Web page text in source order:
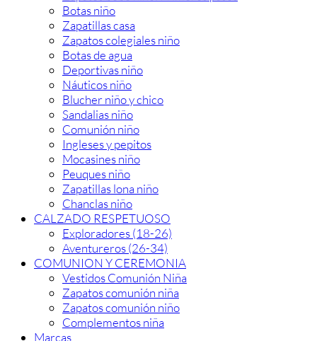
Botas niño
Zapatillas casa
Zapatos colegiales niño
Botas de agua
Deportivas niño
Náuticos niño
Blucher niño y chico
Sandalias niño
Comunión niño
Ingleses y pepitos
Mocasines niño
Peuques niño
Zapatillas lona niño
Chanclas niño
CALZADO RESPETUOSO
Exploradores (18-26)
Aventureros (26-34)
COMUNION Y CEREMONIA
Vestidos Comunión Niña
Zapatos comunión niña
Zapatos comunión niño
Complementos niña
Marcas